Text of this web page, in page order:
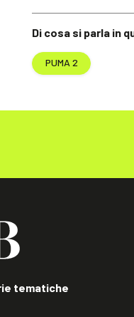
Di cosa si parla in
PUMA 2
tematiche